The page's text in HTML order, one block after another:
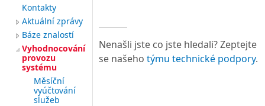
Kontakty
Aktuální zprávy
Báze znalostí
Vyhodnocování
provozu
systému
Měsíční
vyúčtování
služeb
Nenašli jste co jste hledali? Zeptejte
se našeho týmu technické podpory.